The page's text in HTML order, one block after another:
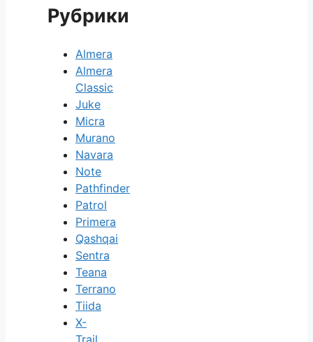
Рубрики
Almera
Almera
Classic
Juke
Micra
Murano
Navara
Note
Pathfinder
Patrol
Primera
Qashqai
Sentra
Teana
Terrano
Tiida
X-
Trail